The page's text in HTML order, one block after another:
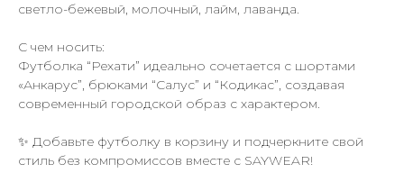
светло-бежевый, молочный, лайм, лаванда.
С чем носить:
Футболка “Рехати” идеально сочетается с шортами
«Анкарус”, брюками “Салус” и “Кодикас”, создавая
современный городской образ с характером.
✨ Добавьте футболку в корзину и подчеркните свой
стиль без компромиссов вместе с SAYWEAR!